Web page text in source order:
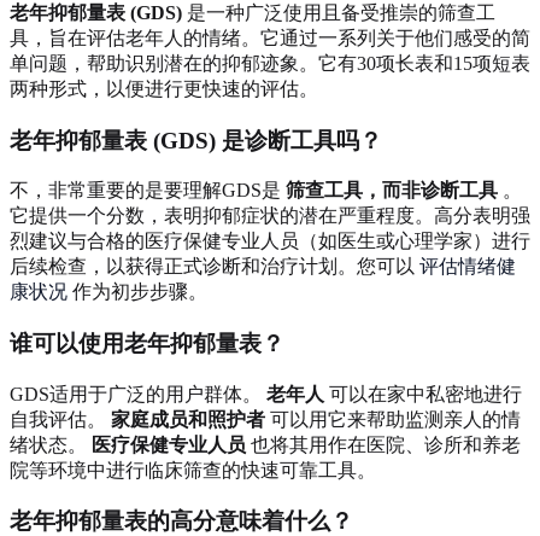
老年抑郁量表 (GDS) 是一种广泛使用且备受推崇的筛查工
具，旨在评估老年人的情绪。它通过一系列关于他们感受的简
单问题，帮助识别潜在的抑郁迹象。它有30项长表和15项短表
两种形式，以便进行更快速的评估。
老年抑郁量表 (GDS) 是诊断工具吗？
不，非常重要的是要理解GDS是 筛查工具，而非诊断工具 。
它提供一个分数，表明抑郁症状的潜在严重程度。高分表明强
烈建议与合格的医疗保健专业人员（如医生或心理学家）进行
后续检查，以获得正式诊断和治疗计划。您可以 评估情绪健
康状况 作为初步步骤。
谁可以使用老年抑郁量表？
GDS适用于广泛的用户群体。 老年人 可以在家中私密地进行
自我评估。 家庭成员和照护者 可以用它来帮助监测亲人的情
绪状态。
医疗保健专业人员 也将其用作在医院、诊所和养老
院等环境中进行临床筛查的快速可靠工具。
老年抑郁量表的高分意味着什么？